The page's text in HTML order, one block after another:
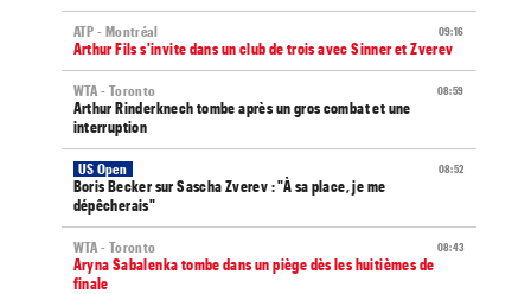
09:16
ATP - Montréal
Arthur Fils s'invite dans un club de trois avec Sinner et Zverev
08:59
WTA - Toronto
Arthur Rinderknech tombe après un gros combat et une
interruption
08:52
US Open
Boris Becker sur Sascha Zverev : "À sa place, je me
dépêcherais"
08:43
WTA - Toronto
Aryna Sabalenka tombe dans un piège dès les huitièmes de
finale